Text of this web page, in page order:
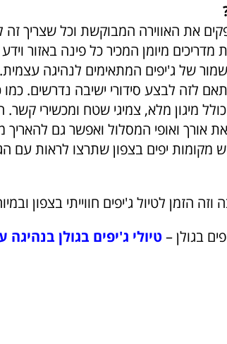
את האווירה המבוקשת וכל שצריך
מיומן המכיר כל פינה באזור
של ג'יפים המתאימים לנהיגה
לזה לבצע סידורי ישיבה נדרשים.
מיגון מלא, צמיגי שטח ומכשירי
אורך ואופי המסלול ואפשר גם להאריך
יפים בצפון שתרצו לראות עם
הזמן לטיול ג'יפים חווייתי בצפון
בגולן – טיולי ג'יפים בגולן בנהיגה